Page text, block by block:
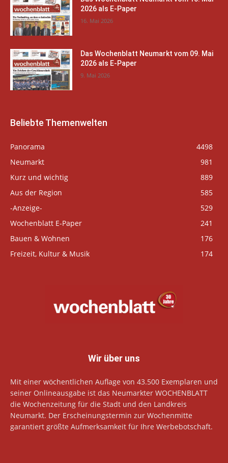
2026 als E-Paper
16. Mai 2026
Das Wochenblatt Neumarkt vom 09. Mai
2026 als E-Paper
9. Mai 2026
Beliebte Themenwelten
Panorama
4498
Neumarkt
981
Kurz und wichtig
889
Aus der Region
585
-Anzeige-
529
Wochenblatt E-Paper
241
Bauen & Wohnen
176
Freizeit, Kultur & Musik
174
Wir über uns
Mit einer wöchentlichen Auflage von 43.500 Exemplaren und
seiner Onlineausgabe ist das Neumarkter WOCHENBLATT
die Wochenzeitung für die Stadt und den Landkreis
Neumarkt. Der Erscheinungstermin zur Wochenmitte
garantiert größte Aufmerksamkeit für Ihre Werbebotschaft.